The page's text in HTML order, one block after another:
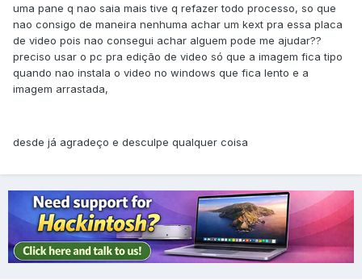
uma pane q nao saia mais tive q refazer todo processo, so que
nao consigo de maneira nenhuma achar um kext pra essa placa
de video pois nao consegui achar alguem pode me ajudar??
preciso usar o pc pra edição de video só que a imagem fica tipo
quando nao instala o video no windows que fica lento e a
imagem arrastada,
desde já agradeço e desculpe qualquer coisa